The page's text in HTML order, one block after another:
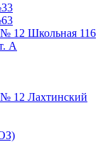
№ 12 Школьная 116
А
№ 12 Лахтинский